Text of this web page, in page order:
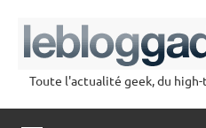
contenu
lebloggadget
Toute l'actualité geek, du